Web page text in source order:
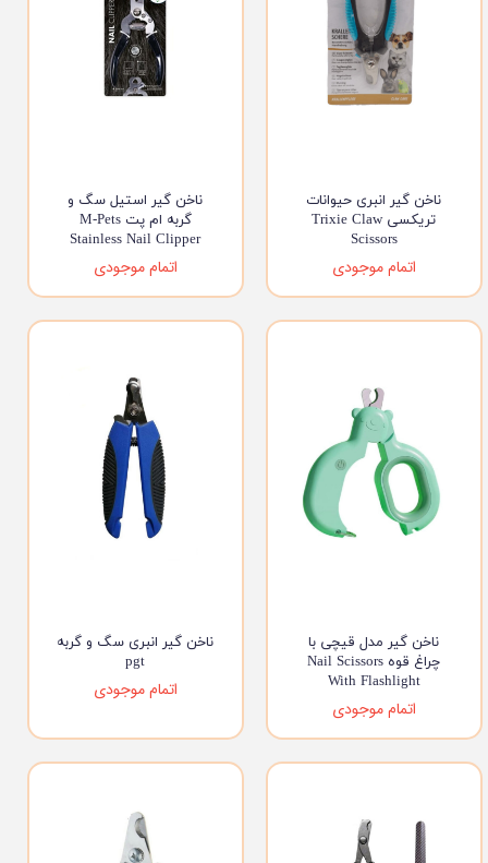
ناخن گیر انبری حیوانات
تریکسی Trixie Claw
Scissors
اتمام موجودی
ناخن گیر استیل سگ و
گربه ام پت M-Pets
Stainless Nail Clipper
اتمام موجودی
ناخن گیر مدل قیچی با
چراغ قوه Nail Scissors
With Flashlight
اتمام موجودی
ناخن گیر انبری سگ و گربه
pgt
اتمام موجودی